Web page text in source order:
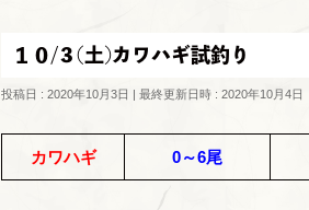
１０/３(土)カワハギ試釣り
投稿日 : 2020年10月3日 最終更新日時 : 2020年10月4日
カワハギ 0～6尾